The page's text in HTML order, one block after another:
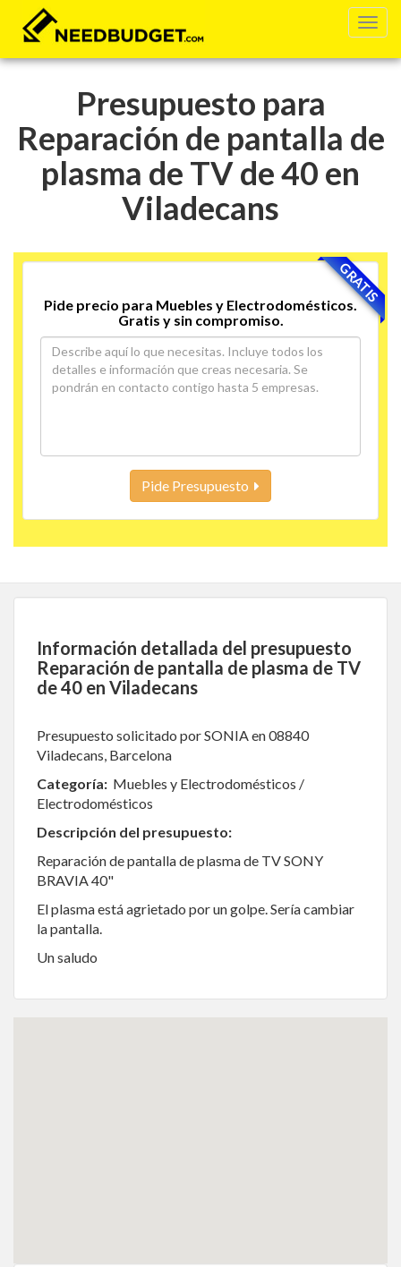
Presupuesto para
Reparación de pantalla de
plasma de TV de 40 en
Viladecans
GRATIS
Pide precio para Muebles y Electrodomésticos.
Gratis y sin compromiso.
Pide Presupuesto
Información detallada del presupuesto
Reparación de pantalla de plasma de TV
de 40 en Viladecans
Presupuesto solicitado por SONIA en 08840
Viladecans, Barcelona
Categoría: Muebles y Electrodomésticos /
Electrodomésticos
Descripción del presupuesto:
Reparación de pantalla de plasma de TV SONY
BRAVIA 40"
El plasma está agrietado por un golpe. Sería cambiar
la pantalla.
Un saludo